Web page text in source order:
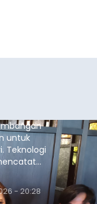
untuk
Teknologi
1
- 20:28